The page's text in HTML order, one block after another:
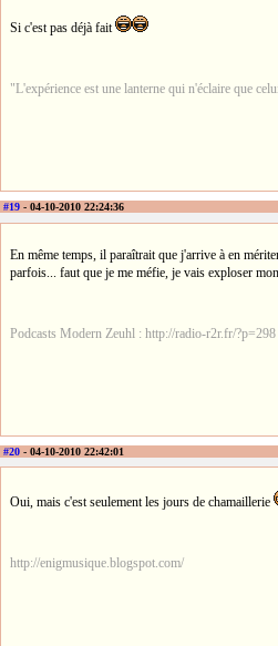
Si c'est pas déjà fait
"L'expérience est une lanterne qui n'éclaire que
#19 - 04-10-2010 22:24:36
En même temps, il paraîtrait que j'arrive à en
parfois... faut que je me méfie, je vais exploser
Podcasts Modern Zeuhl : http://radio-r2r.fr/?p=298
#20 - 04-10-2010 22:42:01
Oui, mais c'est seulement les jours de chamaillerie
http://enigmusique.blogspot.com/